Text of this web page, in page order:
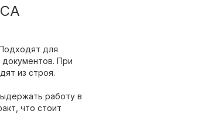
для
При
из строя.
работу в
что стоит